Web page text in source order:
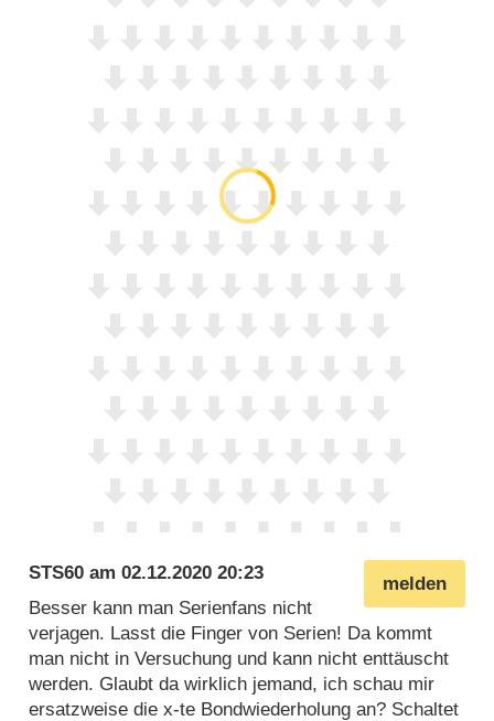
melden
STS60 am02.12.2020 20:23
Besser kann man Serienfans nicht
verjagen. Lasst die Finger von Serien! Da kommt
man nicht in Versuchung und kann nicht enttäuscht
werden. Glaubt da wirklich jemand, ich schau mir
ersatzweise die x-te Bondwiederholung an? Schaltet